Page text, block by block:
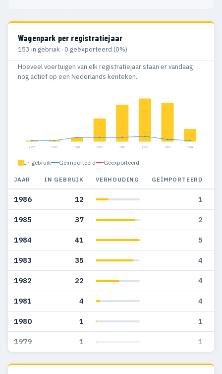
Wagenpark per registratiejaar
153 in gebruik · 0 geëxporteerd (0%)
Hoeveel voertuigen van elk registratiejaar staan er vandaag
nog actief op een Nederlands kenteken.
1979 1980 1981 1982 1983 1984 1985 1986
In gebruik Geïmporteerd Geëxporteerd
JAAR IN GEBRUIK VERHOUDING GEÏMPORTEERD
1986 12 1
1985 37 2
1984 41 5
1983 35 4
1982 22 4
1981 4 4
1980 1 1
1979 1 1